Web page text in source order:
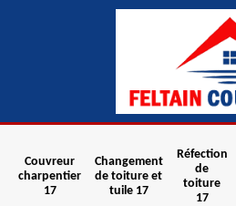
Couvreur
charpentier
17
Changement
de toiture et
tuile 17
Réfection
de
toiture
17